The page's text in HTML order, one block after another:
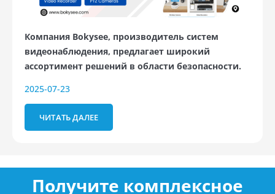
Компания Bokysee, производитель систем
видеонаблюдения, предлагает широкий
ассортимент решений в области безопасности.
2025-07-23
ЧИТАТЬ ДАЛЕЕ
Получите комплексное